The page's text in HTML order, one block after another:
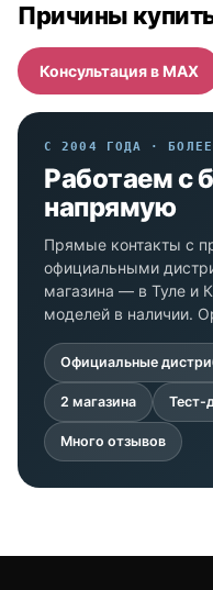
Причины
Консультация в MAX
С 2004 ГОДА ·
Работаем с
напрямую
Прямые контакты с
официальными
магазина — в Туле и
моделей в наличии.
Официальные
2 магазина Тест-
Много отзывов